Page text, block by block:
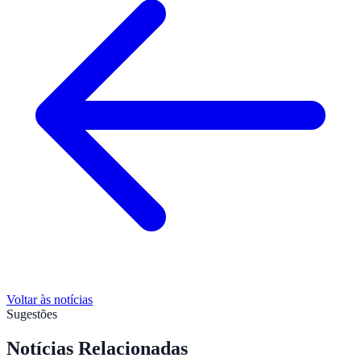
Voltar às notícias
Sugestões
Notícias Relacionadas